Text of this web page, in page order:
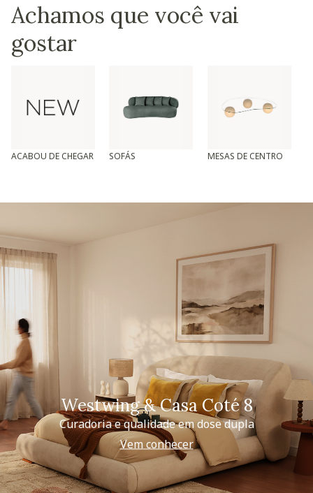
Achamos que você vai
gostar
ACABOU DE CHEGAR SOFÁS MESAS DE CENTRO
Westwing & Casa Coté 8
Curadoria e qualidade em dose dupla
Vem conhecer